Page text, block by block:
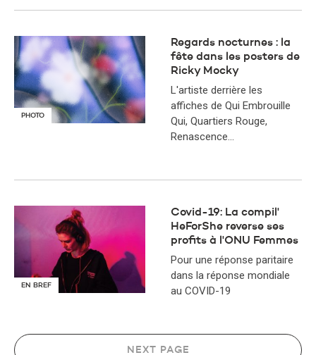
PHOTO
Regards nocturnes : la
fête dans les posters de
Ricky Mocky
L'artiste derrière les
affiches de Qui Embrouille
Qui, Quartiers Rouge,
Renascence...
EN BREF
Covid-19: La compil'
HeForShe reverse ses
profits à l'ONU Femmes
Pour une réponse paritaire
dans la réponse mondiale
au COVID-19
NEXT PAGE